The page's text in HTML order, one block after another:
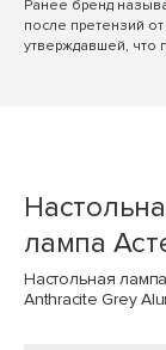
Ранее бренд
после претензий
утверждавшей, что
лампа
Настольная
Anthracite Grey